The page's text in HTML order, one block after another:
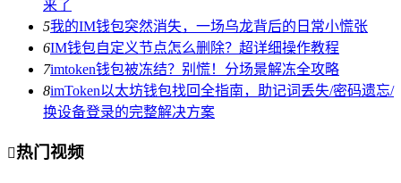
来了
5我的IM钱包突然消失，一场乌龙背后的日常小慌张
6IM钱包自定义节点怎么删除？超详细操作教程
7imtoken钱包被冻结？别慌！分场景解冻全攻略
8imToken以太坊钱包找回全指南，助记词丢失/密码遗忘/
换设备登录的完整解决方案
热门视频